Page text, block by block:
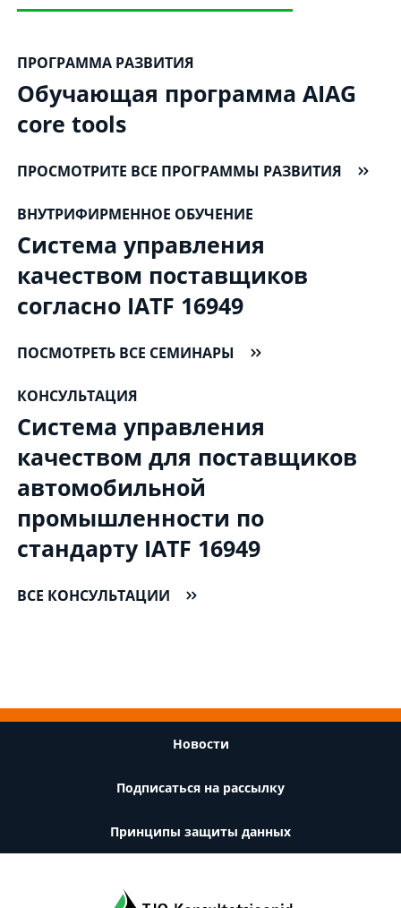
ПРОГРАММА РАЗВИТИЯ
Обучающая программа AIAG
core tools
ПРОСМОТРИТЕ ВСЕ ПРОГРАММЫ РАЗВИТИЯ
ВНУТРИФИРМЕННОЕ ОБУЧЕНИЕ
Система управления
качеством поставщиков
согласно IATF 16949
ПОСМОТРЕТЬ ВСЕ СЕМИНАРЫ
КОНСУЛЬТАЦИЯ
Система управления
качеством для поставщиков
автомобильной
промышленности по
стандарту IATF 16949
ВСЕ КОНСУЛЬТАЦИИ
Новости
Подписаться на рассылку
Принципы защиты данных